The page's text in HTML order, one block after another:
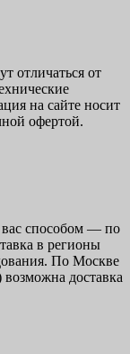
отличаться от
на сайте носит
офертой.
способом — по
в регионы
По Москве
доставка